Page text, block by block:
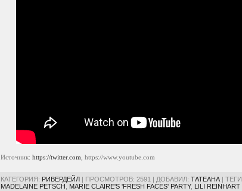
Источник: https://twitter.com , https://www.youtube.com
КАТЕГОРИЯ: РИВЕРДЕЙЛ | ПРОСМОТРОВ: 2591 | ДОБАВИЛ: ТАТЕАНА | ТЕГИ
MADELAINE PETSCH
MARIE CLAIRE'S 'FRESH FACES' PARTY, LILI REINHART